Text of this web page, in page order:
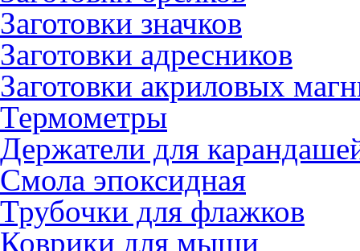
Заготовки значков
Заготовки адресников
Заготовки акриловых
Термометры
Держатели для
Смола эпоксидная
Трубочки для флажков
Коврики для мыши